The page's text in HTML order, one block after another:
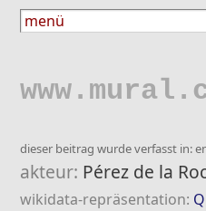
dieser beitrag wurde verfasst in:
akteur: Pérez de la
wikidata-repräsentation: